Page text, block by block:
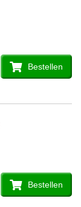
Bestellen
Bestellen